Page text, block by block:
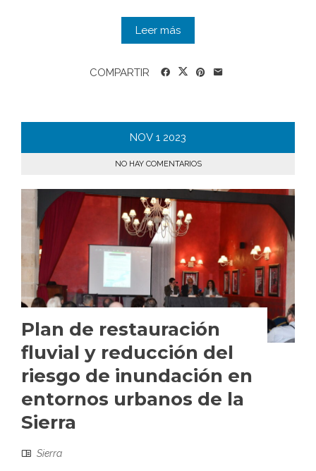
Leer más
COMPARTIR
NOV 1 2023
NO HAY COMENTARIOS
Plan de restauración
fluvial y reducción del
riesgo de inundación en
entornos urbanos de la
Sierra
Sierra